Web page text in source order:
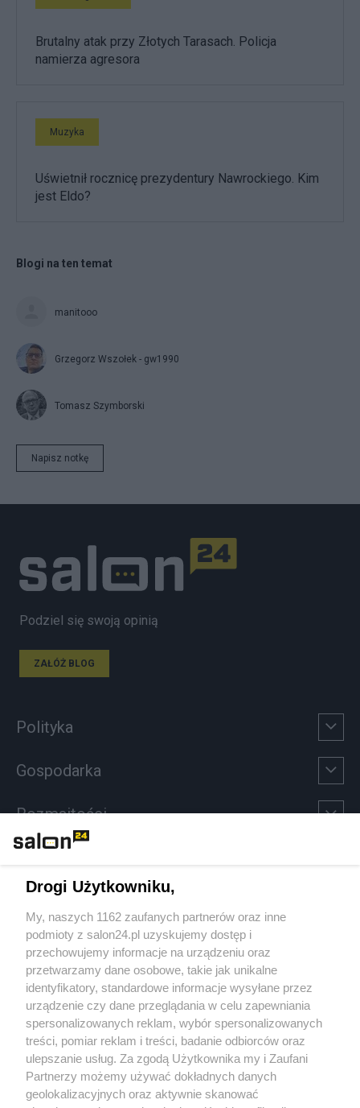
Brutalny atak przy Złotych Tarasach. Policja
namierza agresora
Muzyka
Uświetnił rocznicę prezydentury Nawrockiego. Kim
jest Eldo?
Blogi na ten temat
manitooo
Grzegorz Wszołek - gw1990
Tomasz Szymborski
Napisz notkę
Podziel się swoją opinią
ZAŁÓŻ BLOG
Polityka
Gospodarka
Rozmaitości
Sport
Społeczeństwo
Kultura
X Facebook Instagram Youtube
Drogi Użytkowniku,
My, naszych 1162 zaufanych partnerów oraz inne
podmioty z salon24.pl uzyskujemy dostęp i
przechowujemy informacje na urządzeniu oraz
przetwarzamy dane osobowe, takie jak unikalne
identyfikatory, standardowe informacje wysyłane przez
urządzenie czy dane przeglądania w celu zapewniania
spersonalizowanych reklam, wybór spersonalizowanych
treści, pomiar reklam i treści, badanie odbiorców oraz
ulepszanie usług. Za zgodą Użytkownika my i Zaufani
Partnerzy możemy używać dokładnych danych
geolokalizacyjnych oraz aktywnie skanować